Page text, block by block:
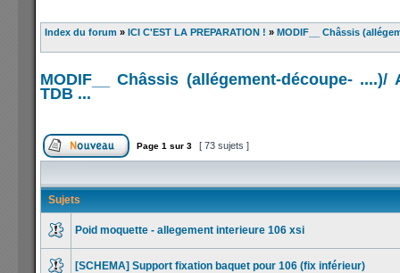
Index du forum » ICI C'EST LA PREPARATION ! » MODIF__ Châssis
MODIF__ Châssis (allégement-découpe-
TDB ...
Page 1 sur 3 [ 73 sujets ]
Sujets
Poid moquette - allegement interieure 106 xsi
[SCHEMA] Support fixation baquet pour 106 (fix inférieur)